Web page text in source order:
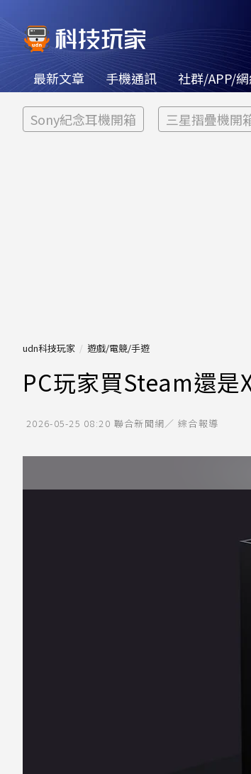
最新文章 手機通訊 社群/APP/
Sony紀念耳機開箱 三星摺疊機開
udn科技玩家 遊戲/電競/手遊
PC玩家買Steam還
2026-05-25 08:20 聯合新聞網／ 綜合報導